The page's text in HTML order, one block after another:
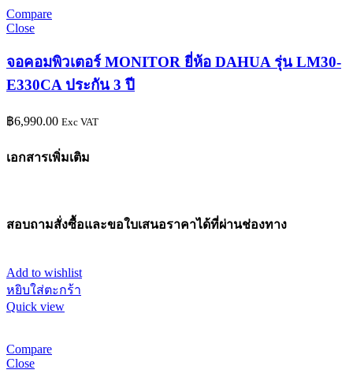
Compare
Close
จอคอมพิวเตอร์ MONITOR ยี่ห้อ DAHUA รุ่น LM30-
E330CA ประกัน 3 ปี
฿6,990.00 Exc VAT
เอกสารเพิ่มเติม
สอบถามสั่งซื้อและขอใบเสนอราคาได้ที่ผ่านช่องทาง
Add to wishlist
หยิบใส่ตะกร้า
Quick view
Compare
Close